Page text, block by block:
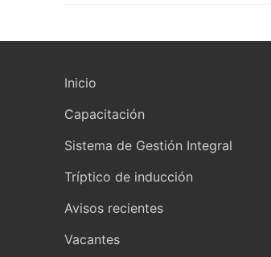
Inicio
Capacitación
Sistema de Gestión Integral
Tríptico de inducción
Avisos recientes
Vacantes